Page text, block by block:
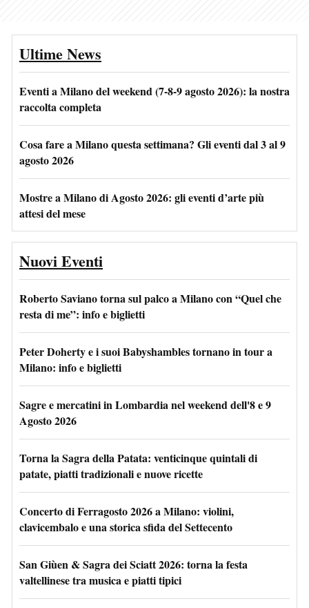
Ultime News
Eventi a Milano del weekend (7-8-9 agosto 2026): la nostra
raccolta completa
Cosa fare a Milano questa settimana? Gli eventi dal 3 al 9
agosto 2026
Mostre a Milano di Agosto 2026: gli eventi d’arte più
attesi del mese
Nuovi Eventi
Roberto Saviano torna sul palco a Milano con “Quel che
resta di me”: info e biglietti
Peter Doherty e i suoi Babyshambles tornano in tour a
Milano: info e biglietti
Sagre e mercatini in Lombardia nel weekend dell'8 e 9
Agosto 2026
Torna la Sagra della Patata: venticinque quintali di
patate, piatti tradizionali e nuove ricette
Concerto di Ferragosto 2026 a Milano: violini,
clavicembalo e una storica sfida del Settecento
San Giùen & Sagra dei Sciatt 2026: torna la festa
valtellinese tra musica e piatti tipici